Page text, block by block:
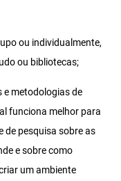
ou individualmente,
ou bibliotecas;
e metodologias de
funciona melhor para
de pesquisa sobre as
e sobre como
um ambiente